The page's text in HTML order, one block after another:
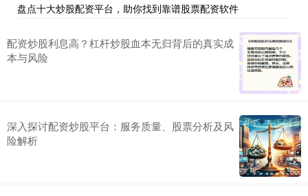
盘点十大炒股配资平台，助你找到靠谱股票配资软件
配资炒股利息高？杠杆炒股血本无归背后的真实成
本与风险
深入探讨配资炒股平台：服务质量、股票分析及风
险解析